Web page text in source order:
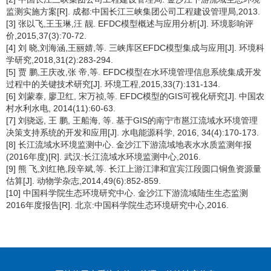
监测实施方案[R]. 成都:中国长江三峡集团公司工程建设管理局,2013.
[3] 张以飞,王玉琳,汪 靓. EFDC模型概述与应用分析[J]. 环境影响评
价,2015,37(3):70-72.
[4] 刘 晓,刘海涵,王丽婧,等. 三峡库区EFDC模型集成与应用[J]. 环境科
学研究,2018,31(2):283-294.
[5] 贾 鹏,王庆改,张 帝,等. EFDC模型在水环境管理信息系统集成开发
过程中的关键技术研究[J]. 环境工程,2015,33(7):131-134.
[6] 刘蒙泰, 廖卫红, 宋万祯,等. EFDC模型的GIS可视化研究[J]. 中国农
村水利水电, 2014(11):60-63.
[7] 刘骁远, 王 鹏, 王船海, 等. 基于GIS的南宁市邕江流域水环境管理
决策支持系统的开发和应用[J]. 水电能源科学, 2016, 34(4):170-173.
[8] 长江流域水环境监测中心. 金沙江下游流域地表水水质监测年报
(2016年度)[R]. 武汉:长江流域水环境监测中心,2016.
[9] 熊 飞,刘红艳,段辛斌,等. 长江上游江津和宜宾江段圆口铜鱼资源量
估算[J]. 动物学杂志,2014,49(6):852-859.
[10] 中国科学院生态环境研究中心. 金沙江下游流域陆生生态监测
2016年度报告[R]. 北京:中国科学院生态环境研究中心,2016.